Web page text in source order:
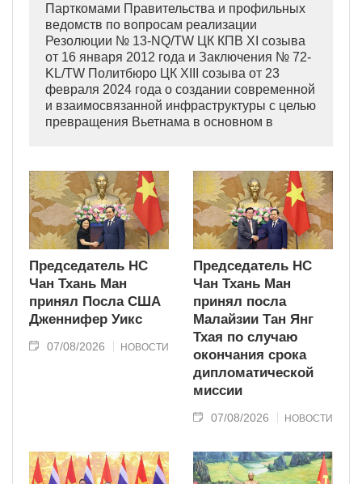
Парткомами Правительства и профильных
ведомств по вопросам реализации
Резолюции № 13-NQ/TW ЦК КПВ XI созыва
от 16 января 2012 года и Заключения № 72-
KL/TW Политбюро ЦК XIII созыва от 23
февраля 2024 года о создании современной
и взаимосвязанной инфраструктуры с целью
превращения Вьетнама в основном в
Председатель НС
Чан Тхань Ман
принял Посла США
Дженнифер Уикс
07/08/2026 НОВОСТИ
Председатель НС
Чан Тхань Ман
принял посла
Малайзии Тан Янг
Тхая по случаю
окончания срока
дипломатической
миссии
07/08/2026 НОВОСТИ